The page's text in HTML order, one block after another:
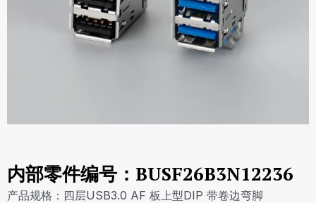
内部零件编号：BUSF26B3N12236
产品规格：四层USB3.0 AF 板上型DIP 带卷边弯脚